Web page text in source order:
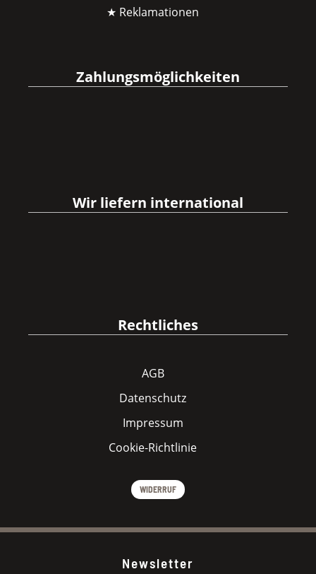
★ Reklamationen
Zahlungsmöglichkeiten
Wir liefern international
Rechtliches
AGB
Datenschutz
Impressum
Cookie-Richtlinie
WIDERRUF
Newsletter